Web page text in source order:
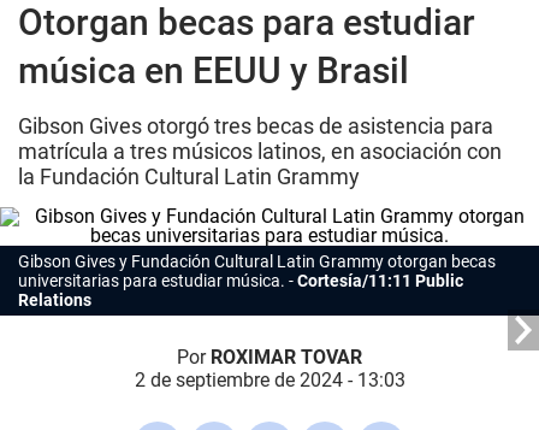
Otorgan becas para estudiar
música en EEUU y Brasil
Gibson Gives otorgó tres becas de asistencia para
matrícula a tres músicos latinos, en asociación con
la Fundación Cultural Latin Grammy
Gibson Gives y Fundación Cultural Latin Grammy otorgan becas
universitarias para estudiar música.
Cortesía/11:11 Public
Relations
Por ROXIMAR TOVAR
2 de septiembre de 2024 - 13:03